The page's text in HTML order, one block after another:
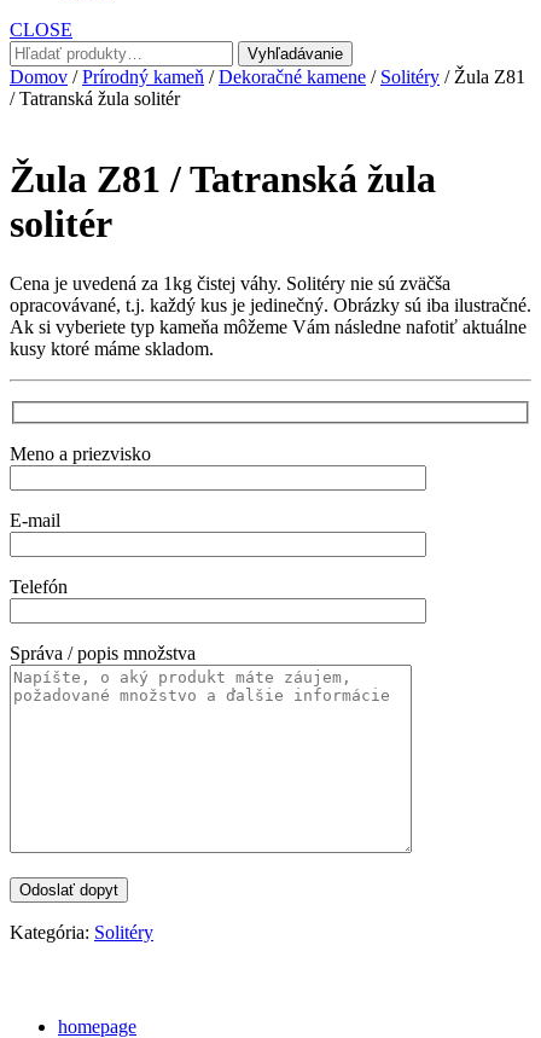
CLOSE
Hľadať:
Vyhľadávanie
Domov /Prírodný kameň /Dekoračné kamene / Solitéry / Žula Z81
/ Tatranská žula solitér
Žula Z81 / Tatranská žula
solitér
Cena je uvedená za 1kg čistej váhy. Solitéry nie sú zväčša
opracovávané, t.j. každý kus je jedinečný. Obrázky sú iba ilustračné.
Ak si vyberiete typ kameňa môžeme Vám následne nafotiť aktuálne
kusy ktoré máme skladom.
Meno a priezvisko
E-mail
Telefón
Správa / popis množstva
Kategória: Solitéry
homepage